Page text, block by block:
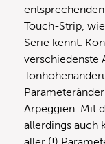
Touch-Strip,
Serie kennt.
verschiedenste
Arpeggien. Mit
allerdings auch